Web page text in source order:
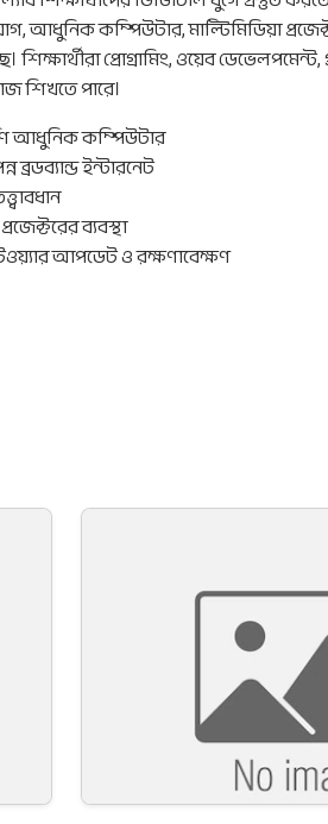
আধুনিক কম্পিউটার, মাল্টিমিডিয়া
শিক্ষার্থীরা প্রোগ্রামিং, ওয়েব
শিখতে পারে।
আধুনিক কম্পিউটার
ব্রডব্যান্ড ইন্টারনেট
ব্যবস্থা
আপডেট ও রক্ষণাবেক্ষণ